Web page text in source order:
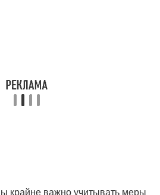
крайне важно учитывать меры